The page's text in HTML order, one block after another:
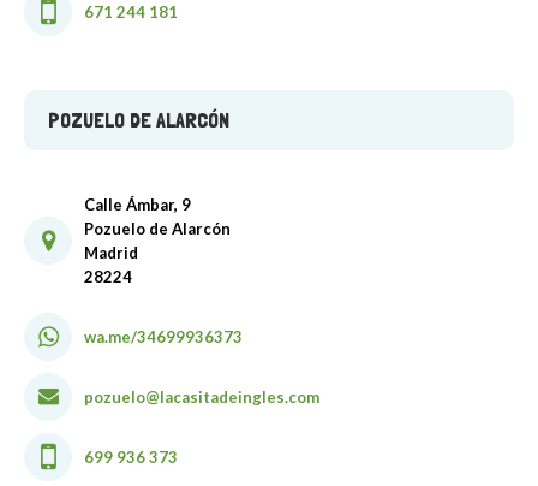
671 244 181
POZUELO DE ALARCÓN
Calle Ámbar, 9
Pozuelo de Alarcón
Madrid
28224
wa.me/34699936373
pozuelo@lacasitadeingles.com
699 936 373